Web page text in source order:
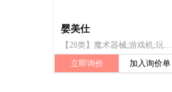
婴美仕
【28类】魔术器械;游戏机;玩具;盖房玩具;多米诺骨牌;九柱戏器具;滑梯（玩具）;积木（玩具）;聚会用新奇玩具;玩具手枪
立即询价
加入询价单